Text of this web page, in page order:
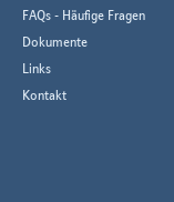
FAQs - Häufige Fragen
Dokumente
Links
Kontakt